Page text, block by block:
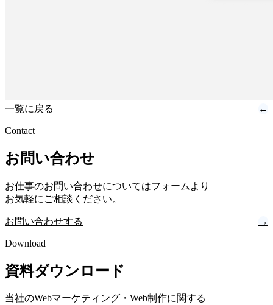
一覧に戻る ←
Contact
お問い合わせ
お仕事のお問い合わせについてはフォームより
お気軽にご相談ください。
お問い合わせする →
Download
資料ダウンロード
当社のWebマーケティング・Web制作に関する